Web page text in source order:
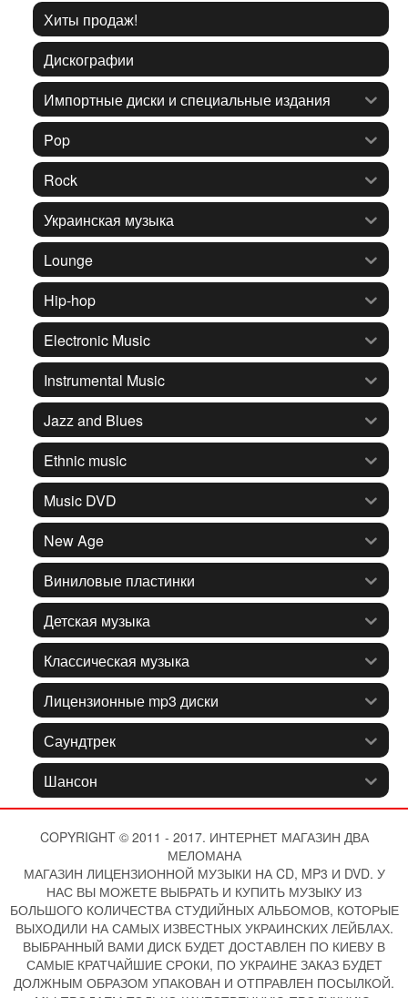
Хиты продаж!
Дискографии
Импортные диски и специальные издания
Pop
Rock
Украинская музыка
Lounge
Hip-hop
Electronic Music
Instrumental Music
Jazz and Blues
Ethnic music
Music DVD
New Age
Виниловые пластинки
Детская музыка
Классическая музыка
Лицензионные mp3 диски
Саундтрек
Шансон
COPYRIGHT © 2011 - 2017. ИНТЕРНЕТ МАГАЗИН ДВА
МЕЛОМАНА
МАГАЗИН ЛИЦЕНЗИОННОЙ МУЗЫКИ НА CD, MP3 И DVD. У
НАС ВЫ МОЖЕТЕ ВЫБРАТЬ И КУПИТЬ МУЗЫКУ ИЗ
БОЛЬШОГО КОЛИЧЕСТВА СТУДИЙНЫХ АЛЬБОМОВ, КОТОРЫЕ
ВЫХОДИЛИ НА САМЫХ ИЗВЕСТНЫХ УКРАИНСКИХ ЛЕЙБЛАХ.
ВЫБРАННЫЙ ВАМИ ДИСК БУДЕТ ДОСТАВЛЕН ПО КИЕВУ В
САМЫЕ КРАТЧАЙШИЕ СРОКИ, ПО УКРАИНЕ ЗАКАЗ БУДЕТ
ДОЛЖНЫМ ОБРАЗОМ УПАКОВАН И ОТПРАВЛЕН ПОСЫЛКОЙ.